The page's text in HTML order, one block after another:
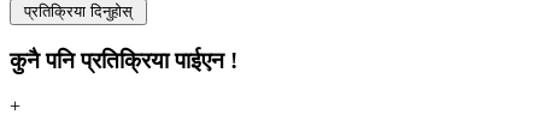
कुनै पनि प्रतिक्रिया पाईएन !
+